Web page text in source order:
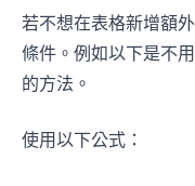
若不想在表格新增額
條件。例如以下是不
的方法。
使用以下公式：